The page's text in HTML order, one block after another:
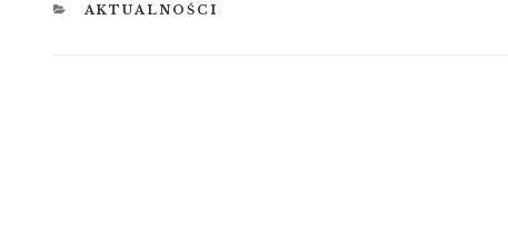
KATEGORIE
AKTUALNOŚCI